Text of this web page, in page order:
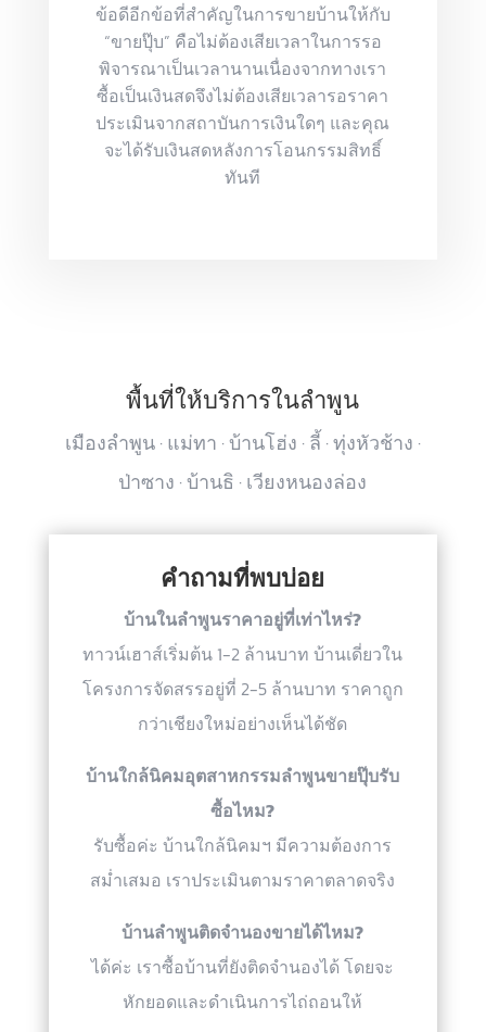
ข้อดีอีกข้อที่สำคัญในการขายบ้านให้กับ
“ขายปุ๊บ” คือไม่ต้องเสียเวลาในการรอ
พิจารณาเป็นเวลานานเนื่องจากทางเรา
ซื้อเป็นเงินสดจึงไม่ต้องเสียเวลารอราคา
ประเมินจากสถาบันการเงินใดๆ และคุณ
จะได้รับเงินสดหลังการโอนกรรมสิทธิ์
ทันที
พื้นที่ให้บริการในลำพูน
เมืองลำพูน · แม่ทา · บ้านโฮ่ง · ลี้ · ทุ่งหัวช้าง ·
ป่าซาง · บ้านธิ · เวียงหนองล่อง
คำถามที่พบบ่อย
บ้านในลำพูนราคาอยู่ที่เท่าไหร่?
ทาวน์เฮาส์เริ่มต้น 1-2 ล้านบาท บ้านเดี่ยวใน
โครงการจัดสรรอยู่ที่ 2-5 ล้านบาท ราคาถูก
กว่าเชียงใหม่อย่างเห็นได้ชัด
บ้านใกล้นิคมอุตสาหกรรมลำพูนขายปุ๊บรับ
ซื้อไหม?
รับซื้อค่ะ บ้านใกล้นิคมฯ มีความต้องการ
สม่ำเสมอ เราประเมินตามราคาตลาดจริง
บ้านลำพูนติดจำนองขายได้ไหม?
ได้ค่ะ เราซื้อบ้านที่ยังติดจำนองได้ โดยจะ
หักยอดและดำเนินการไถ่ถอนให้